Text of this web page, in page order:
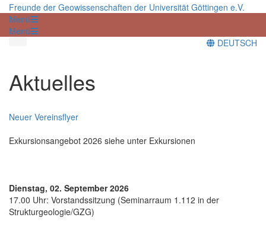
Freunde der Geowissenschaften der Universität Göttingen e.V.
Menü
Menü
DEUTSCH
Aktuelles
Neuer Vereinsflyer
Exkursionsangebot 2026 siehe unter Exkursionen
Dienstag, 02. September 2026
17.00 Uhr: Vorstandssitzung (Seminarraum 1.112 in der
Strukturgeologie/GZG)